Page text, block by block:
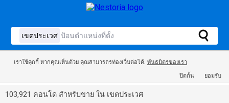
เราใช้คุกกี้ หากคุณเห็นด้วย คุณสามารถรท่องเว็บต่อได้. พันธมิตรของเรา
ปิดกั้น ยอมรับ
103,921 คอนโด สำหรับขาย ใน เขตประเวศ